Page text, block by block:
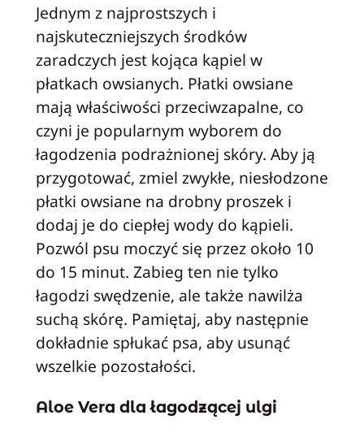
Jednym z najprostszych i
najskuteczniejszych środków
zaradczych jest kojąca kąpiel w
płatkach owsianych. Płatki owsiane
mają właściwości przeciwzapalne, co
czyni je popularnym wyborem do
łagodzenia podrażnionej skóry. Aby ją
przygotować, zmiel zwykłe, niesłodzone
płatki owsiane na drobny proszek i
dodaj je do ciepłej wody do kąpieli.
Pozwól psu moczyć się przez około 10
do 15 minut. Zabieg ten nie tylko
łagodzi swędzenie, ale także nawilża
suchą skórę. Pamiętaj, aby następnie
dokładnie spłukać psa, aby usunąć
wszelkie pozostałości.
Aloe Vera dla łagodzącej ulgi